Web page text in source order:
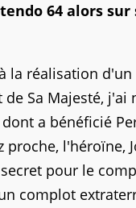
64 alors sur
la réalisation d'un
Sa Majesté, j'ai
a bénéficié
l'héroïne,
pour le
complot